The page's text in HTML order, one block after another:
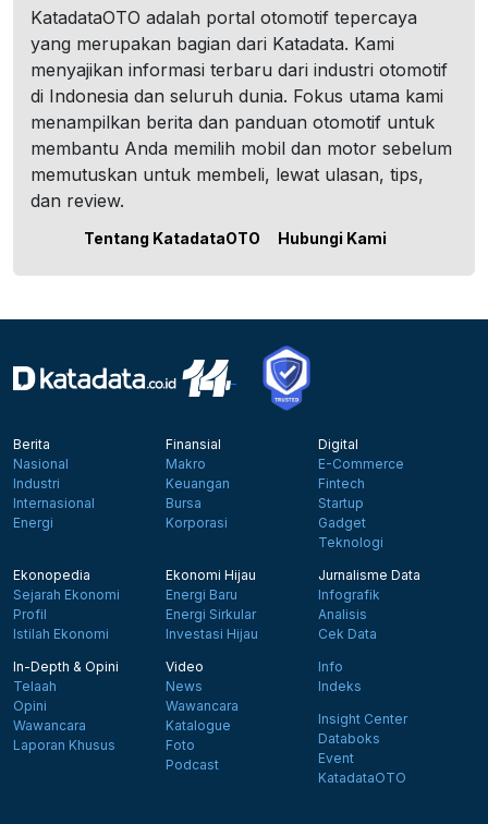
KatadataOTO adalah portal otomotif tepercaya
yang merupakan bagian dari Katadata. Kami
menyajikan informasi terbaru dari industri otomotif
di Indonesia dan seluruh dunia. Fokus utama kami
menampilkan berita dan panduan otomotif untuk
membantu Anda memilih mobil dan motor sebelum
memutuskan untuk membeli, lewat ulasan, tips,
dan review.
Tentang KatadataOTO Hubungi Kami
Berita
Nasional
Industri
Internasional
Energi
Finansial
Makro
Keuangan
Bursa
Korporasi
Digital
E-Commerce
Fintech
Startup
Gadget
Teknologi
Ekonopedia
Sejarah Ekonomi
Profil
Istilah Ekonomi
Ekonomi Hijau
Energi Baru
Energi Sirkular
Investasi Hijau
Jurnalisme Data
Infografik
Analisis
Cek Data
In-Depth & Opini
Telaah
Opini
Wawancara
Laporan Khusus
Video
News
Wawancara
Katalogue
Foto
Podcast
Info
Indeks
Insight Center
Databoks
Event
KatadataOTO